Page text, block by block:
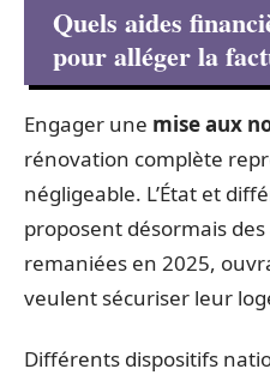
Quels aides
pour alléger la
Engager une mise aux
rénovation complète
négligeable. L’État et
proposent désormais des
remaniées en 2025,
veulent sécuriser leur
Différents dispositifs